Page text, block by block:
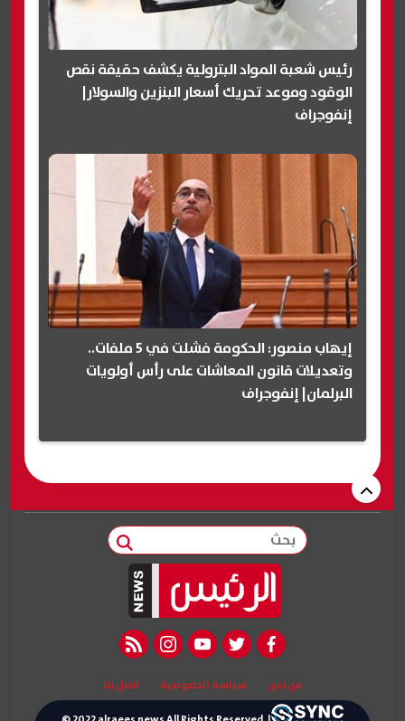
رئيس شعبة المواد البترولية يكشف حقيقة نقص
الوقود وموعد تحريك أسعار البنزين والسولار|
إنفوجراف
إيهاب منصور: الحكومة فشلت في 5 ملفات..
وتعديلات قانون المعاشات على رأس أولويات
البرلمان| إنفوجراف
بحث
facebook
twitter
youtube
instagram
rss feed
من نحن سياسة الخصوصية اتصل بنا